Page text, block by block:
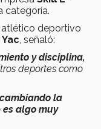
categoría.
deportivo
, señaló:
y disciplina,
deportes como
la
es algo muy